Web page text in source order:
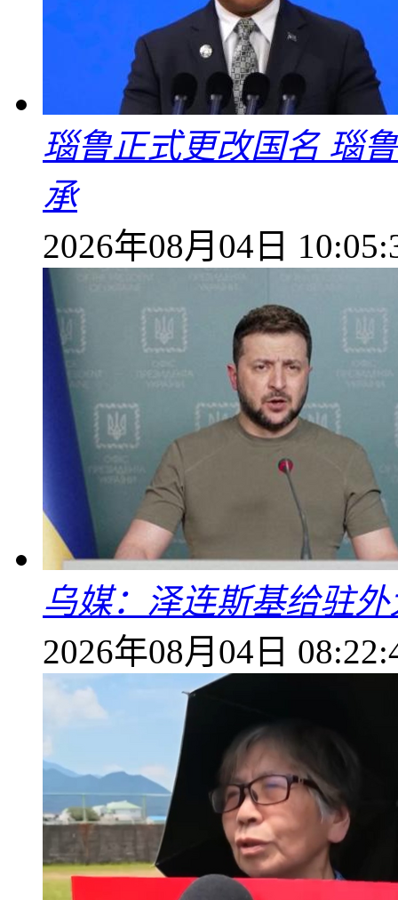
瑙鲁正式更改国名 瑙
承
2026年08月04日
乌媒：泽连斯基给驻
2026年08月04日